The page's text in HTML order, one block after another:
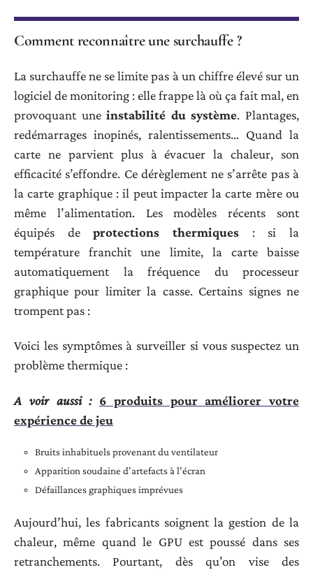
Comment reconnaître une surchauffe ?
La surchauffe ne se limite pas à un chiffre élevé sur un
logiciel de monitoring : elle frappe là où ça fait mal, en
provoquant uneinstabilité du système. Plantages,
redémarrages inopinés, ralentissements… Quand la
carte ne parvient plus à évacuer la chaleur, son
efficacité s’effondre. Ce dérèglement ne s’arrête pas à
la carte graphique : il peut impacter la carte mère ou
même l’alimentation. Les modèles récents sont
équipés deprotections thermiques : si la
température franchit une limite, la carte baisse
automatiquement la fréquence du processeur
graphique pour limiter la casse. Certains signes ne
trompent pas :
Voici les symptômes à surveiller si vous suspectez un
problème thermique :
A voir aussi : 6 produits pour améliorer votre
expérience de jeu
Bruits inhabituels provenant du ventilateur
Apparition soudaine d’artefacts à l’écran
Défaillances graphiques imprévues
Aujourd’hui, les fabricants soignent la gestion de la
chaleur, même quand le GPU est poussé dans ses
retranchements. Pourtant, dès qu’on vise des